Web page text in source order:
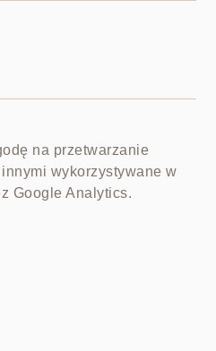
na przetwarzanie
wykorzystywane w
Google Analytics.